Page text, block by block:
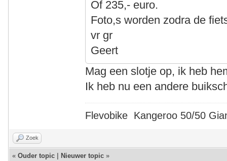
Of 235,- euro.
Foto,s worden zodra de
vr gr
Geert
Mag een slotje op, ik heb
Ik heb nu een andere
Flevobike Kangeroo 50/50
Zoek
« Ouder topic Nieuwer topic »